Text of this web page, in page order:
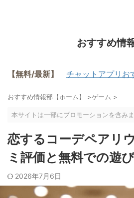
おすすめ情
【無料/最新】 チャットアプリお
おすすめ情報部【ホーム】 >ゲーム >
本サイトは一部にプロモーションを含み
恋するコーデペアリ
ミ評価と無料での遊
2026年7月6日